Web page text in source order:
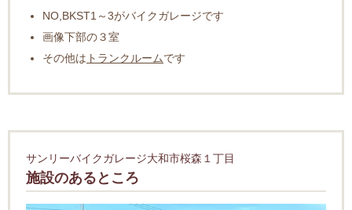
NO,BKST1～3がバイクガレージです
画像下部の３室
その他は トランクルームです
サンリーバイクガレージ大和市桜森１丁目
施設のあるところ